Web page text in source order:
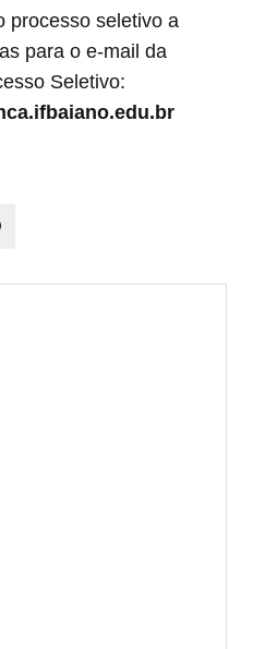
processo seletivo a
para o e-mail da
Seletivo: